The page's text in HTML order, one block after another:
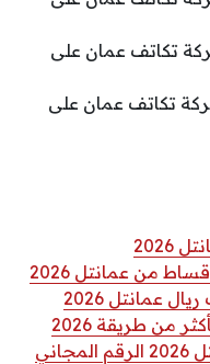
تكاتف عمان على
تكاتف عمان على
من عمانتل 2026
عمانتل 2026
من طريقة 2026
رقم خدمة عملاء شركة عمانتل 2026 الرقم المجاني